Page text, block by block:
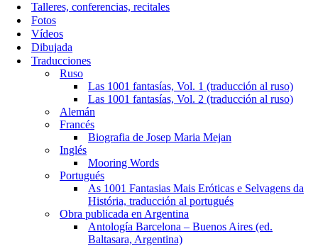
Talleres, conferencias, recitales
Fotos
Vídeos
Dibujada
Traducciones
Ruso
Las 1001 fantasías, Vol. 1 (traducción al ruso)
Las 1001 fantasías, Vol. 2 (traducción al ruso)
Alemán
Francés
Biografia de Josep Maria Mejan
Inglés
Mooring Words
Portugués
As 1001 Fantasias Mais Eróticas e Selvagens da
História, traducción al portugués
Obra publicada en Argentina
Antología Barcelona – Buenos Aires (ed.
Baltasara, Argentina)